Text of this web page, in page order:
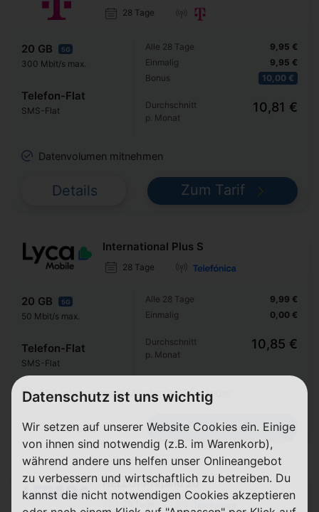
28 Tage
20 GB 5G
300 Mbit/s max.
Telefon-Flat
SMS-Flat
Alle 28 Tage
Einmalig
Bonus
9,95 €
9,95 €
10,00 €
Durchschnitt
p. Monat
10,81 €
Datenvolumen mitnehmen
Details Zum Tarif
International Plus S
28 Tage
20 GB 5G
50 Mbit/s max.
Telefon-Flat
SMS-Flat
Alle 28 Tage
Einmalig
9,99 €
0,00 €
Durchschnitt
p. Monat
10,85 €
250 internationale Minuten in 100 Länder
Details Zum Tarif
HELLO! Prepaid 20
28 Tage
Datenschutz ist uns wichtig
Wir setzen auf unserer Website Cookies ein. Einige
von ihnen sind notwendig (z.B. im Warenkorb),
während andere uns helfen unser Onlineangebot
zu verbessern und wirtschaftlich zu betreiben. Du
kannst die nicht notwendigen Cookies akzeptieren